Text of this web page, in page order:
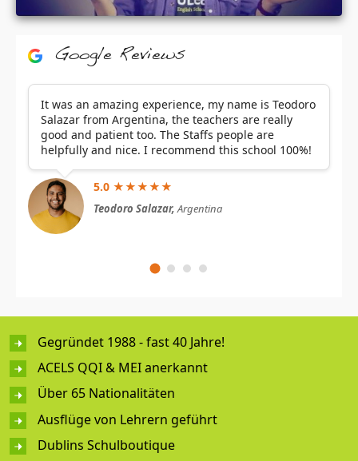
Google Reviews
It was an amazing experience, my name is Teodoro
Salazar from Argentina, the teachers are really
good and patient too. The Staffs people are
helpfully and nice. I recommend this school 100%!
5.0 ★★★★★
Teodoro Salazar,Argentina
Gegründet 1988 - fast 40 Jahre!
ACELS QQI & MEI anerkannt
Über 65 Nationalitäten
Ausflüge von Lehrern geführt
Dublins Schulboutique